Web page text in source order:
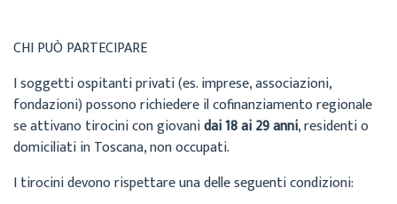
CHI PUÒ PARTECIPARE
I soggetti ospitanti privati (es. imprese, associazioni,
fondazioni) possono richiedere il cofinanziamento regionale
se attivano tirocini con giovanidai 18 ai 29 anni, residenti o
domiciliati in Toscana, non occupati.
I tirocini devono rispettare una delle seguenti condizioni: